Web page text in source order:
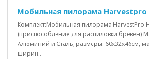
Мобильная пилорама Harvestpro
Комплект:Мобильная пилорама HarvestPro
(приспособление для распиловки бревен)
Алюминий и Сталь, размеры: 60x32x46см,
ширин..